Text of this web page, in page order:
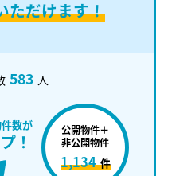
ただけます！
583 人
数が
！
公開物件＋
非公開物件
1,134 件